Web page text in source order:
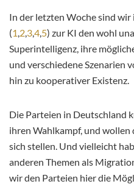
In der letzten Woche sind
(1 2 34 5) zur KI den wohl
Superintelligenz, ihre
und verschiedene Szenarien
hin zu kooperativer Existenz.
Die Parteien in Deutschland
ihren Wahlkampf, und
sich stellen. Und vielleicht
anderen Themen als
wir den Parteien hier die